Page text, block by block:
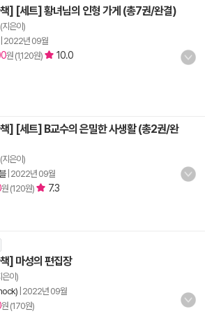
] [세트] 황녀님의 인형 가게 (총7권/완결)
은이)
2022년 09월
원 (1,120원) 10.0
] [세트] B교수의 은밀한 사생활 (총2권/완
(지은이)
| 2022년 09월
원 (120원) 7.3
] 마성의 편집장
이)
2022년 09월
원 (170원)